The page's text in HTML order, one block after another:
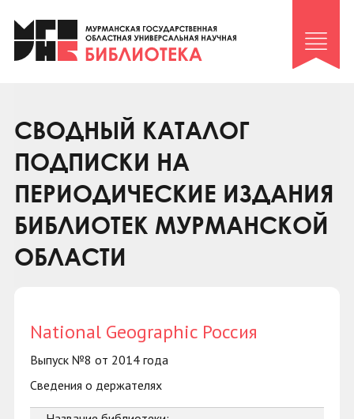
Клуб «Гиря и сельдерей»
Клуб «Семейный архив»
Коллегам
Контакты
СВОДНЫЙ КАТАЛОГ
ПОДПИСКИ НА
ПЕРИОДИЧЕСКИЕ ИЗДАНИЯ
БИБЛИОТЕК МУРМАНСКОЙ
ОБЛАСТИ
National Geographic Россия
Выпуск №8 от 2014 года
Сведения о держателях